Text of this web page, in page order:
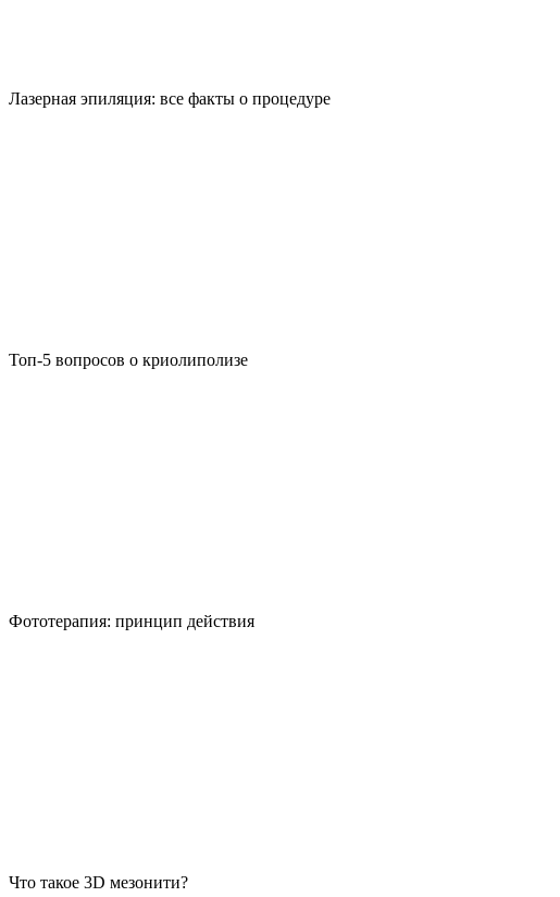
Лазерная эпиляция: все факты о процедуре
Топ-5 вопросов о криолиполизе
Фототерапия: принцип действия
Что такое 3D мезонити?